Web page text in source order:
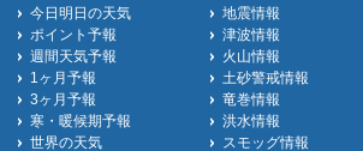
今日明日の天気
ポイント予報
週間天気予報
1ヶ月予報
3ヶ月予報
寒・暖候期予報
世界の天気
地震情報
津波情報
火山情報
土砂警戒情報
竜巻情報
洪水情報
スモッグ情報